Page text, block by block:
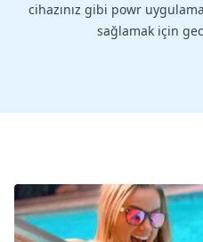
cihazınız gibi powr
sağlamak için